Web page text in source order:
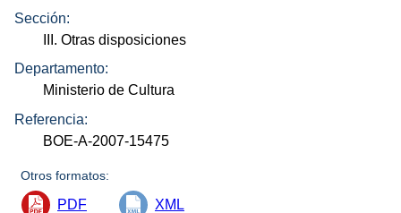
Sección:
III. Otras disposiciones
Departamento:
Ministerio de Cultura
Referencia:
BOE-A-2007-15475
Otros formatos:
PDF XML